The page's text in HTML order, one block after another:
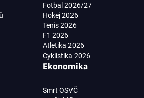
Fotbal 2026/27
Hokej 2026
Tenis 2026
F1 2026
Atletika 2026
Cyklistika 2026
Ekonomika
Smrt OSVČ